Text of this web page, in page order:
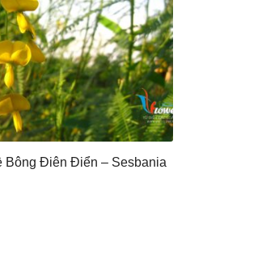
Bông Điên Điển – Sesbania